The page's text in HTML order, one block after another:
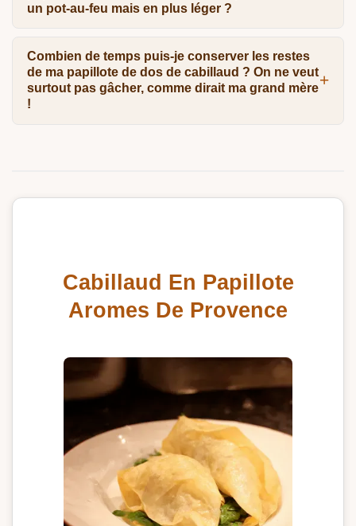
un pot-au-feu mais en plus léger ?
Combien de temps puis-je conserver les restes
de ma papillote de dos de cabillaud ? On ne veut
surtout pas gâcher, comme dirait ma grand mère
!
Cabillaud En Papillote
Aromes De Provence